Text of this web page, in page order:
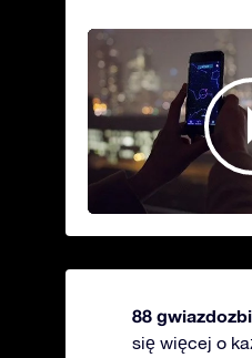
88
się więcej o